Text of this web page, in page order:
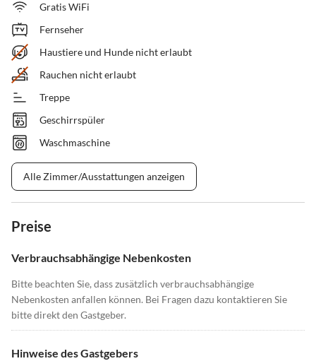
Gratis WiFi
Fernseher
Haustiere und Hunde nicht erlaubt
Rauchen nicht erlaubt
Treppe
Geschirrspüler
Waschmaschine
Alle Zimmer/Ausstattungen anzeigen
Preise
Verbrauchsabhängige Nebenkosten
Bitte beachten Sie, dass zusätzlich verbrauchsabhängige
Nebenkosten anfallen können. Bei Fragen dazu kontaktieren Sie
bitte direkt den Gastgeber.
Hinweise des Gastgebers